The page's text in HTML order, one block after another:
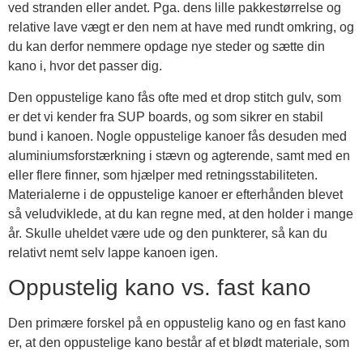
ved stranden eller andet. Pga. dens lille pakkestørrelse og
relative lave vægt er den nem at have med rundt omkring, og
du kan derfor nemmere opdage nye steder og sætte din
kano i, hvor det passer dig.
Den oppustelige kano fås ofte med et drop stitch gulv, som
er det vi kender fra SUP boards, og som sikrer en stabil
bund i kanoen. Nogle oppustelige kanoer fås desuden med
aluminiumsforstærkning i stævn og agterende, samt med en
eller flere finner, som hjælper med retningsstabiliteten.
Materialerne i de oppustelige kanoer er efterhånden blevet
så veludviklede, at du kan regne med, at den holder i mange
år. Skulle uheldet være ude og den punkterer, så kan du
relativt nemt selv lappe kanoen igen.
Oppustelig kano vs. fast kano
Den primære forskel på en oppustelig kano og en fast kano
er, at den oppustelige kano består af et blødt materiale, som